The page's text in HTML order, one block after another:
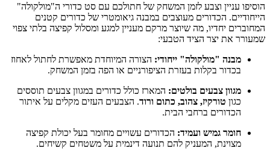
הוסיפו עניין וצבע לזמן המשחק של חתולכם עם סט כדורי ה"מולקולה"
הייחודיים. הכדורים מעוצבים במבנה גיאומטרי של כדורים קטנים
המחוברים יחדיו, מה שיוצר מרקם מעניין למגע ומסלול קפיצה בלתי צפוי
שמעורר את יצר הציד הטבעי:
מבנה "מולקולה" ייחודי: הצורה המיוחדת מאפשרת לחתול לאחוז
בכדור בקלות בעזרת הציפורניים או הפה בזמן המשחק.
מגוון צבעים בולטים: המארז כולל כדורים במגוון צבעים תוססים
כגון טורקיז, צהוב, כתום ורוד. הצבעים העזים מקלים על איתור
הכדורים ברחבי הבית.
חומר גמיש ועמיד: הכדורים עשויים מחומר בעל יכולת קפיצה
מצוינת, המעניק להם תנועה דינמית על משטחים קשיחים.